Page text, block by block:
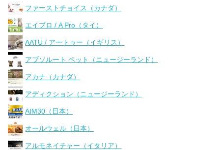
ファーストチョイス（カナダ）
エイプロ / A Pro（タイ）
AATU / アートゥー（イギリス）
アブソルート ペット（ニュージーランド）
アカナ（カナダ）
アディクション（ニュージーランド）
AIM30（日本）
オールウェル（日本）
アルモネイチャー（イタリア）